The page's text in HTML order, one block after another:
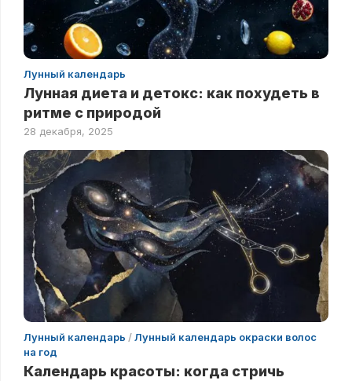
Лунный календарь
Лунная диета и детокс: как похудеть в
ритме с природой
28 декабря, 2025
Лунный календарь /Лунный календарь окраски волос
на год
Календарь красоты: когда стричь